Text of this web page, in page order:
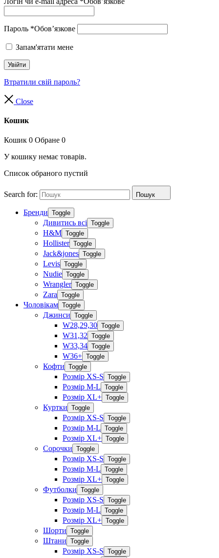
Пароль *Обов’язкове
Запам'ятати мене
Увійти
Втратили свій пароль?
Close
Кошик
Кошик 0 Обране 0
У кошику немає товарів.
Список обраного пустий
Search for: Пошук
Бренди Toggle
Дивитись всі Toggle
H&M Toggle
Hollister Toggle
Jack&jones Toggle
Levis Toggle
Nudie Toggle
Wrangler Toggle
Zara Toggle
Чоловікам Toggle
Джинси Toggle
W28,29,30 Toggle
W31,32 Toggle
W33,34 Toggle
W36+ Toggle
Кофти Toggle
Розмір XS-S Toggle
Розмір M-L Toggle
Розмір XL+ Toggle
Куртки Toggle
Розмір XS-S Toggle
Розмір M-L Toggle
Розмір XL+ Toggle
Сорочки Toggle
Розмір XS-S Toggle
Розмір M-L Toggle
Розмір XL+ Toggle
Футболки Toggle
Розмір XS-S Toggle
Розмір M-L Toggle
Розмір XL+ Toggle
Шорти Toggle
Штани Toggle
Розмір XS-S Toggle